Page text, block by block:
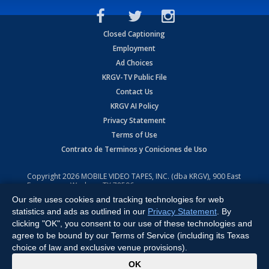
Closed Captioning
Employment
Ad Choices
KRGV-TV Public File
Contact Us
KRGV AI Policy
Privacy Statement
Terms of Use
Contrato de Terminos y Coniciones de Uso
Copyright2026 MOBILE VIDEO TAPES, INC. (dba KRGV), 900 East
Expressway, Weslaco, TX 78596.
All Rights Reserved. Powered by:Ruby Shore Software
Our site uses cookies and tracking technologies for web
statistics and ads as outlined in our Privacy Statement . By
clicking "OK", you consent to our use of these technologies and
agree to be bound by our Terms of Service (including its Texas
choice of law and exclusive venue provisions).
OK